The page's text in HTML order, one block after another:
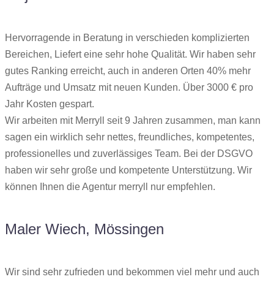
Hervorragende in Beratung in verschieden komplizierten
Bereichen, Liefert eine sehr hohe Qualität. Wir haben sehr
gutes Ranking erreicht, auch in anderen Orten 40% mehr
Aufträge und Umsatz mit neuen Kunden. Über 3000 € pro
Jahr Kosten gespart.
Wir arbeiten mit Merryll seit 9 Jahren zusammen, man kann
sagen ein wirklich sehr nettes, freundliches, kompetentes,
professionelles und zuverlässiges Team. Bei der DSGVO
haben wir sehr große und kompetente Unterstützung. Wir
können Ihnen die Agentur merryll nur empfehlen.
Maler Wiech, Mössingen
Wir sind sehr zufrieden und bekommen viel mehr und auch